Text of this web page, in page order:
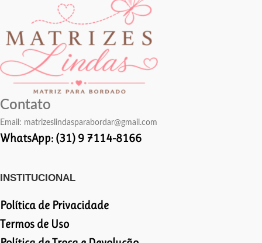
Contato
Email: matrizeslindasparabordar@gmail.com
WhatsApp: (31) 9 7114-8166
INSTITUCIONAL
Política de Privacidade
Termos de Uso